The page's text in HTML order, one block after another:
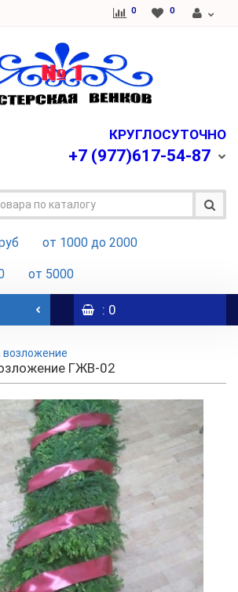
0 0
КРУГЛОСУТОЧНО
+7 (977)617-54-87
от 1000 до 2000
от 5000
: 0
возложение
ГЖВ-02